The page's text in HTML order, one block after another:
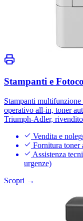
Stampanti e
Stampanti
operativo all-in, toner
Triumph-Adler,
Vendita e
Fornitura toner
Assistenza
urgenze)
Scopri →